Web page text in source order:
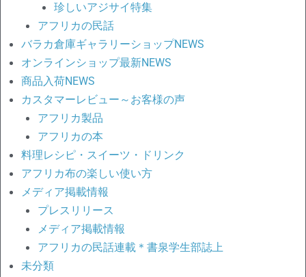
珍しいアジサイ特集
アフリカの民話
バラカ倉庫ギャラリーショップNEWS
オンラインショップ最新NEWS
商品入荷NEWS
カスタマーレビュー～お客様の声
アフリカ製品
アフリカの本
料理レシピ・スイーツ・ドリンク
アフリカ布の楽しい使い方
メディア掲載情報
プレスリリース
メディア掲載情報
アフリカの民話連載＊書泉学生部誌上
未分類